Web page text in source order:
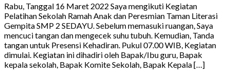
Rabu, Tanggal 16 Maret 2022 Saya mengikuti Kegiatan
Pelatihan Sekolah Ramah Anak dan Peresmian Taman Literasi
Gempita SMP 2 SEDAYU. Sebelum memasuki ruangan, Saya
mencuci tangan dan mengecek suhu tubuh. Kemudian, Tanda
tangan untuk Presensi Kehadiran. Pukul 07.00 WIB, Kegiatan
dimulai. Kegiatan ini dihadiri oleh Bapak/Ibu guru, Bapak
kepala sekolah, Bapak Komite Sekolah, Bapak Kepala […]